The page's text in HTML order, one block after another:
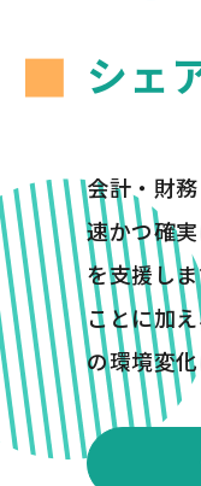
シェ
会計・財
速かつ確
を支援し
ことに加
の環境変化